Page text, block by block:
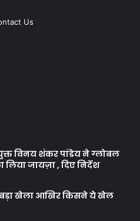
विनय शंकर पांडेय ने ग्लोबल
जायज़ा , दिए निर्देश
मे बड़ा खेला आखिर किसने ये खेल